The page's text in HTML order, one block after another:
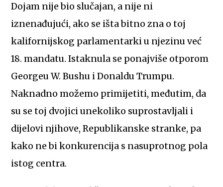
Dojam nije bio slučajan, a nije ni
iznenađujući, ako se išta bitno zna o toj
kalifornijskog parlamentarki u njezinu već
18. mandatu. Istaknula se ponajviše otporom
Georgeu W. Bushu i Donaldu Trumpu.
Naknadno možemo primijetiti, međutim, da
su se toj dvojici unekoliko suprostavljali i
dijelovi njihove, Republikanske stranke, pa
kako ne bi konkurencija s nasuprotnog pola
istog centra.